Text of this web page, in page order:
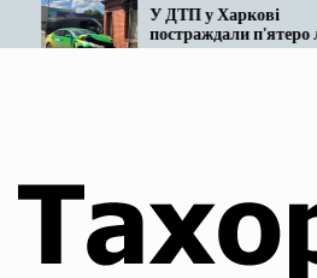
У ДТП у Харкові
постраждали п’ятеро людей:
не розминулися OnTaxi та